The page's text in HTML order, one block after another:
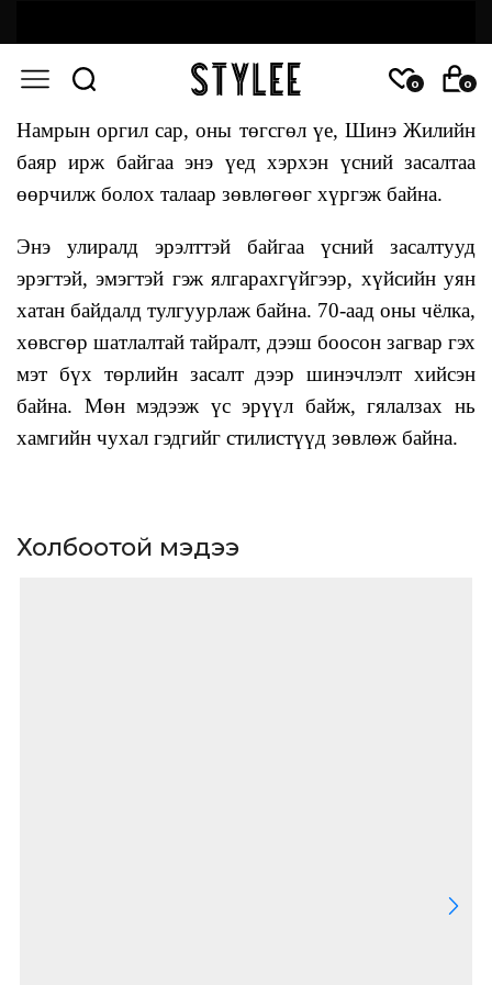
0 0
Намрын оргил сар, оны төгсгөл үе, Шинэ Жилийн
баяр ирж байгаа энэ үед хэрхэн үсний засалтаа
өөрчилж болох талаар зөвлөгөөг хүргэж байна.
Энэ улиралд эрэлттэй байгаа үсний засалтууд
эрэгтэй, эмэгтэй гэж ялгарахгүйгээр, хүйсийн уян
хатан байдалд тулгуурлаж байна. 70-аад оны чёлка,
хөвсгөр шатлалтай тайралт, дээш боосон загвар гэх
мэт бүх төрлийн засалт дээр шинэчлэлт хийсэн
байна. Мөн мэдээж үс эрүүл байж, гялалзах нь
хамгийн чухал гэдгийг стилистүүд зөвлөж байна.
Холбоотой мэдээ